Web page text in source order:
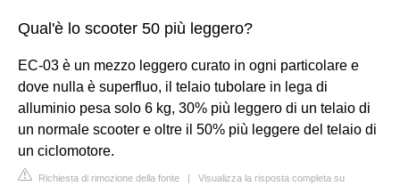
Qual'è lo scooter 50 più leggero?
EC-03 è un mezzo leggero curato in ogni particolare e
dove nulla è superfluo, il telaio tubolare in lega di
alluminio pesa solo 6 kg, 30% più leggero di un telaio di
un normale scooter e oltre il 50% più leggere del telaio di
un ciclomotore.
Richiesta di rimozione della fonte | Visualizza la risposta completa su